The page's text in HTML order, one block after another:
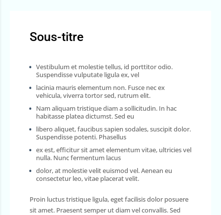
Sous-titre
Vestibulum et molestie tellus, id porttitor odio.
Suspendisse vulputate ligula ex, vel
lacinia mauris elementum non. Fusce nec ex
vehicula, viverra tortor sed, rutrum elit.
Nam aliquam tristique diam a sollicitudin. In hac
habitasse platea dictumst. Sed eu
libero aliquet, faucibus sapien sodales, suscipit dolor.
Suspendisse potenti. Phasellus
ex est, efficitur sit amet elementum vitae, ultricies vel
nulla. Nunc fermentum lacus
dolor, at molestie velit euismod vel. Aenean eu
consectetur leo, vitae placerat velit.
Proin luctus tristique ligula, eget facilisis dolor posuere
sit amet. Praesent semper ut diam vel convallis. Sed